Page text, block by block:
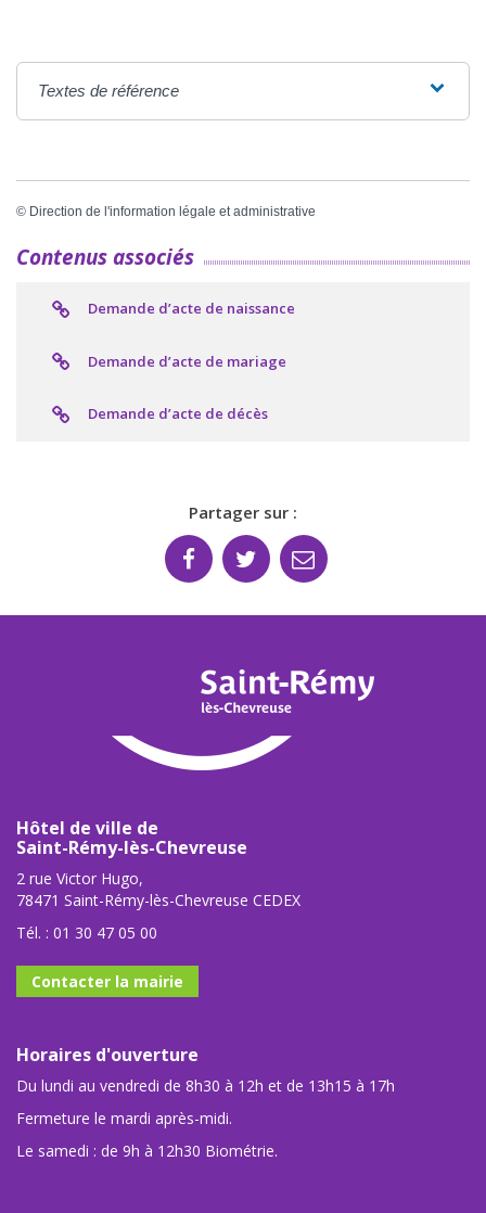
Textes de référence
© Direction de l'information légale et administrative
Contenus associés
Demande d’acte de naissance
Demande d’acte de mariage
Demande d’acte de décès
Partager sur :
Hôtel de ville de
Saint-Rémy-lès-Chevreuse
2 rue Victor Hugo,
78471 Saint-Rémy-lès-Chevreuse CEDEX
Tél. : 01 30 47 05 00
Contacter la mairie
Horaires d'ouverture
Du lundi au vendredi de 8h30 à 12h et de 13h15 à 17h
Fermeture le mardi après-midi.
Le samedi : de 9h à 12h30 Biométrie.